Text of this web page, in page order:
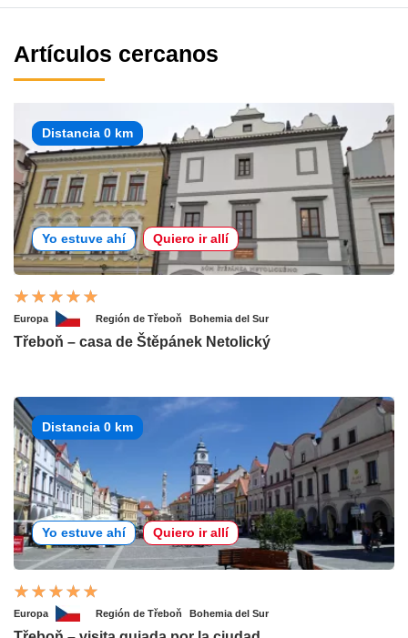
Artículos cercanos
Distancia 0 km
Yo estuve ahí Quiero ir allí
Europa Región de Třeboň Bohemia del Sur
Třeboň – casa de Štěpánek Netolický
Distancia 0 km
Yo estuve ahí Quiero ir allí
Europa Región de Třeboň Bohemia del Sur